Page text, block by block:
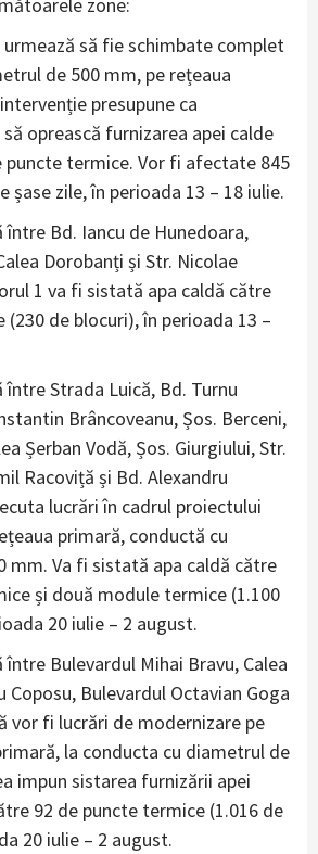
zone:
urmează să fie schimbate complet
de 500 mm, pe rețeaua
presupune ca
oprească furnizarea apei calde
puncte termice. Vor fi afectate 845
șase zile, în perioada 13 – 18 iulie.
între Bd. Iancu de Hunedoara,
Dorobanți și Str. Nicolae
1 va fi sistată apa caldă către
de blocuri), în perioada 13 –
între Strada Luică, Bd. Turnu
Brâncoveanu, Șos. Berceni,
Șerban Vodă, Șos. Giurgiului, Str.
Racoviță și Bd. Alexandru
lucrări în cadrul proiectului
primară, conductă cu
mm. Va fi sistată apa caldă către
și două module termice (1.100
20 iulie – 2 august.
între Bulevardul Mihai Bravu, Calea
Coposu, Bulevardul Octavian Goga
vor fi lucrări de modernizare pe
la conducta cu diametrul de
impun sistarea furnizării apei
92 de puncte termice (1.016 de
20 iulie – 2 august.